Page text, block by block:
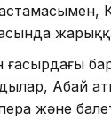
ғасырдағы
Абай
және